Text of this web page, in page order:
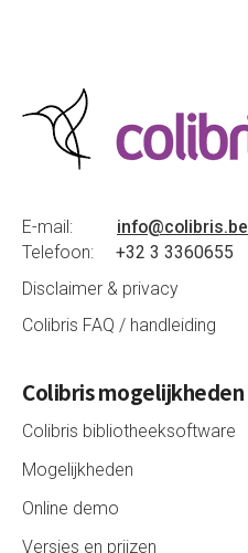
E-mail: info@colibris.be
Telefoon: +32 3 3360655
Disclaimer & privacy
Colibris FAQ / handleiding
Colibris mogelijkheden
Colibris bibliotheeksoftware
Mogelijkheden
Online demo
Versies en prijzen